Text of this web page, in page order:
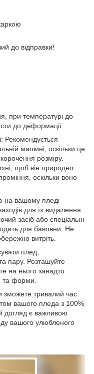
до відправки!
при температурі до
до деформації.
Рекомендується
машині, оскільки це
розміру.
щоб він природно
оскільки воно
вашому пледі
для їх видалення.
засіб або спеціальні
для бавовни. Не
витріть.
плед,
пару. Розташуйте
на нього занадто
та форми.
зможете тривалий час
вашого пледа з 100%
догляд є важливою
вашого улюбленого